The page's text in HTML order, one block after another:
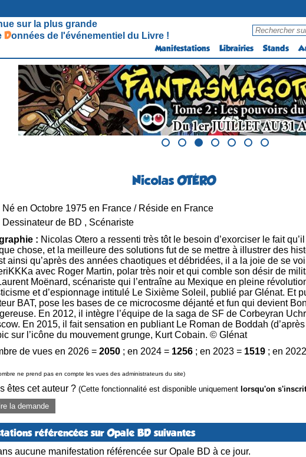
sur la plus grande
Données de l'événementiel du Livre !
Manifestations Librairies Stands
Nicolas OTÉRO
Né en Octobre 1975 en France / Réside en France
Dessinateur de BD , Scénariste
: Nicolas Otero a ressenti très tôt le besoin d’exorciser le fait
chose, et la meilleure des solutions fut de se mettre à illustrer des
ainsi qu’après des années chaotiques et débridées, il a la joie de se
avec Roger Martin, polar très noir et qui comble son désir de
Moënard, scénariste qui l’entraîne au Mexique en pleine
et d’espionnage intitulé Le Sixième Soleil, publié par Glénat. Et
BAT, pose les bases de ce microcosme déjanté et fun qui devient
En 2012, il intègre l’équipe de la saga de SF de Corbeyran
En 2015, il fait sensation en publiant Le Roman de Boddah
sur l’icône du mouvement grunge, Kurt Cobain. © Glénat
de vues en 2026 = 2050 ; en 2024 = 1256 ; en 2023 = 1519 ; en
ne prend pas en compte les vues des administrateurs du site)
êtes cet auteur ? (Cette fonctionnalité est disponible uniquement lorsqu'on
la demande
référencées sur Opale BD suivantes
aucune manifestation référencée sur Opale BD à ce jour.